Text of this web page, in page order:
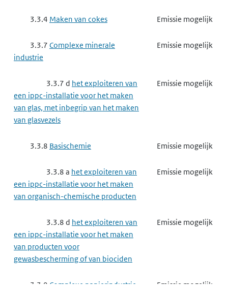
producten van metaal
3.4.6 ahet maken van
elastomeren, verf, lak, drukinkt, lijm,
schoonmaakmiddelen of cosmetica
3.4.7Papierindustrie,
leerindustrie
3.4.7 ghet maken van
producten van papier, karton, hout,
3.3.4 Maken van cokes Emissie mogelijk
3.3.7 Complexe minerale
industrie
Emissie mogelijk
3.3.7 d het exploiteren van
een ippc-installatie voor het maken
van glas, met inbegrip van het maken
van glasvezels
Emissie mogelijk
3.3.8 Basischemie Emissie mogelijk
3.3.8 a het exploiteren van
een ippc-installatie voor het maken
van organisch-chemische producten
Emissie mogelijk
3.3.8 d het exploiteren van
een ippc-installatie voor het maken
van producten voor
gewasbescherming of van biociden
Emissie mogelijk
3.3.9 Complexe papierindustrie, Emissie mogelijk